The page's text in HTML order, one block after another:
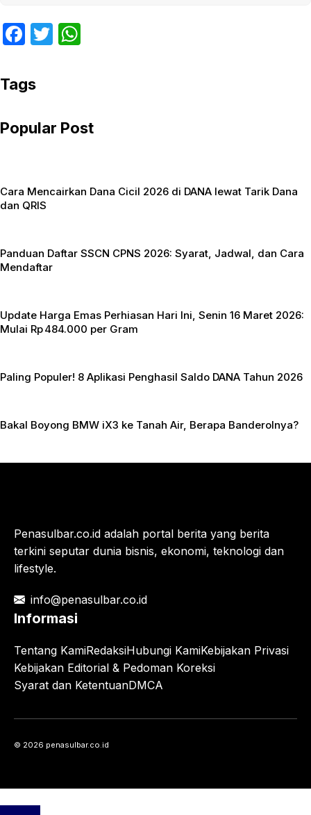
F
c
e
b
k
T
A
Tags
Popular Post
Cara Mencairkan Dana Cicil 2026 di DANA lewat Tarik Dana
dan QRIS
Panduan Daftar SSCN CPNS 2026: Syarat, Jadwal, dan Cara
Mendaftar
Update Harga Emas Perhiasan Hari Ini, Senin 16 Maret 2026:
Mulai Rp 484.000 per Gram
Paling Populer! 8 Aplikasi Penghasil Saldo DANA Tahun 2026
Bakal Boyong BMW iX3 ke Tanah Air, Berapa Banderolnya?
Penasulbar.co.id adalah portal berita yang berita
terkini seputar dunia bisnis, ekonomi, teknologi dan
lifestyle.
info@penasulbar.co.id
Informasi
Tentang KamiRedaksiHubungi KamiKebijakan Privasi
Kebijakan Editorial & Pedoman Koreksi
Syarat dan KetentuanDMCA
© 2026 penasulbar.co.id